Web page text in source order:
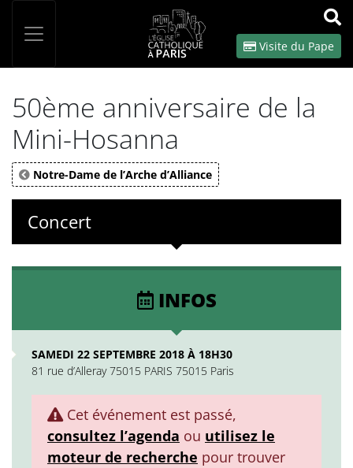
OK
Visite du Pape
50ème anniversaire de la
Mini-Hosanna
Notre-Dame de l’Arche d’Alliance
Concert
INFOS
SAMEDI 22 SEPTEMBRE 2018 À 18H30
81 rue d’Alleray 75015 PARIS 75015 Paris
Cet événement est passé,
consultez l’agenda ou utilisez le
moteur de recherche pour trouver
Panneau de gestion des cookies